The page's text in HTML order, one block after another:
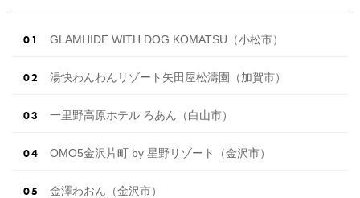
GLAMHIDE WITH DOG KOMATSU（小松市）
湯快わんわんリゾート矢田屋松濤園（加賀市）
一里野高原ホテル ろあん（白山市）
OMO5金沢片町 by 星野リゾート（金沢市）
金澤わおん（金沢市）